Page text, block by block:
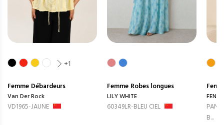
+1
Femme Débardeurs
Van Der Rock
VD1965-JAUNE
Femme Robes longues
LILY WHITE
60349LR-BLEU CIEL
B...